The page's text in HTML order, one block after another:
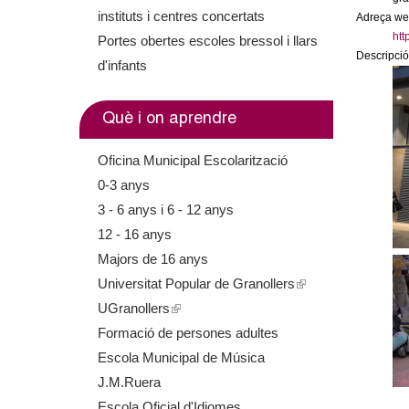
n
t
Adreça
instituts i centres concertats
Portes obertes escoles bressol i llars
d'infants
Què i on aprendre
Oficina Municipal Escolarització
0-3 anys
3 - 6 anys i 6 - 12 anys
12 - 16 anys
Majors de 16 anys
Universitat Popular de Granollers(
UGranollers(
l
i
Formació de persones adultes
Escola Municipal de Música
J.M.Ruera